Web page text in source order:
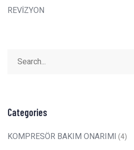
REVİZYON
Categories
KOMPRESÖR BAKIM ONARIMI (4)